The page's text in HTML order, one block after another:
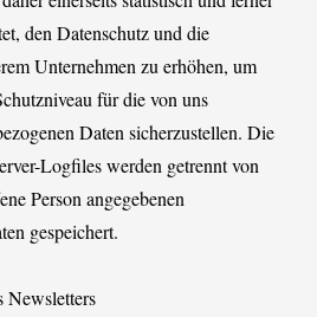
den Datenschutz und die
Unternehmen zu erhöhen, um
für die von uns
Daten sicherzustellen. Die
Logfiles werden getrennt von
Person angegebenen
gespeichert.
Newsletters